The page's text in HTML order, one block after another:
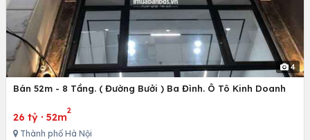
4
Bán 52m - 8 Tầng. ( Đường Bưởi ) Ba Đình. Ô Tô Kinh Doanh
26 tỷ · 52m
2
Thành phố Hà Nội